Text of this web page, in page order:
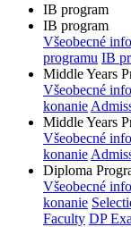
IB program
IB program
Všeobecné
programu IB
Middle Years
Všeobecné
konanie
Middle Years
Všeobecné
konanie
Diploma
Všeobecné
konanie
Faculty DP